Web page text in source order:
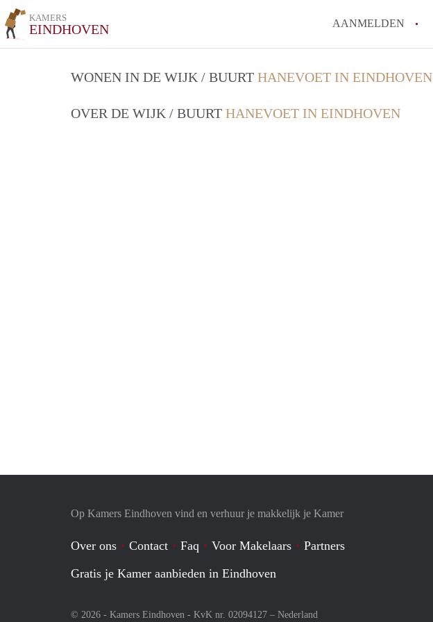
KAMERS
EINDHOVEN AANMELDEN
WONEN IN DE WIJK / BUURT HANEVOET IN EINDHOVEN
OVER DE WIJK / BUURT HANEVOET IN EINDHOVEN
Op Kamers Eindhoven vind en verhuur je makkelijk je Kamer
Over ons Contact Faq Voor Makelaars
Partners
Gratis je Kamer aanbieden in Eindhoven
© 2026 - Kamers Eindhoven - KvK nr. 02094127 – Nederland